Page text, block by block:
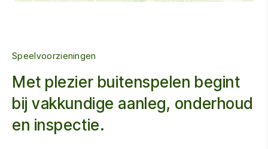
Speelvoorzieningen
Met plezier buitenspelen begint
bij vakkundige aanleg, onderhoud
en inspectie.